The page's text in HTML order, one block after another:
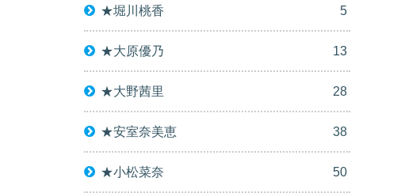
★堀川桃香 5
★大原優乃 13
★大野茜里 28
★安室奈美恵 38
★小松菜奈 50